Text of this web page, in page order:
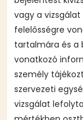
vagy a
felelősségre
tartalmára és a
vonatkozó
személy
szervezeti
vizsgálat